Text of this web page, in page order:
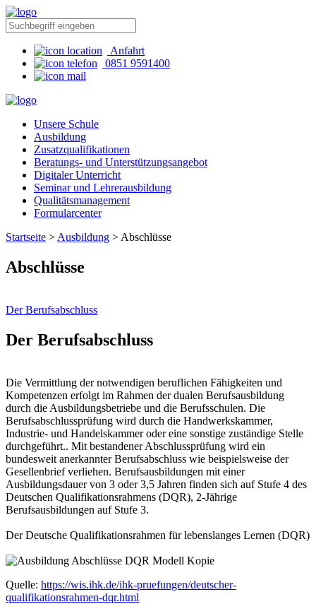
Anfahrt
0851 9591400
Unsere Schule
Ausbildung
Zusatzqualifikationen
Beratungs- und Unterstützungsangebot
Digitaler Unterricht
Seminar und Lehrerausbildung
Qualitätsmanagement
Formularcenter
Startseite > Ausbildung > Abschlüsse
Abschlüsse
Der Berufsabschluss
Der Berufsabschluss
Die Vermittlung der notwendigen beruflichen Fähigkeiten und
Kompetenzen erfolgt im Rahmen der dualen Berufsausbildung
durch die Ausbildungsbetriebe und die Berufsschulen. Die
Berufsabschlussprüfung wird durch die Handwerkskammer,
Industrie- und Handelskammer oder eine sonstige zuständige Stelle
durchgeführt.. Mit bestandener Abschlussprüfung wird ein
bundesweit anerkannter Berufsabschluss wie beispielsweise der
Gesellenbrief verliehen. Berufsausbildungen mit einer
Ausbildungsdauer von 3 oder 3,5 Jahren finden sich auf Stufe 4 des
Deutschen Qualifikationsrahmens (DQR), 2-Jährige
Berufsausbildungen auf Stufe 3.
Der Deutsche Qualifikationsrahmen für lebenslanges Lernen (DQR)
Quelle: https://wis.ihk.de/ihk-pruefungen/deutscher-
qualifikationsrahmen-dqr.html